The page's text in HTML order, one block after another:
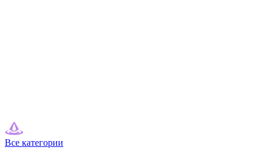
Все категории